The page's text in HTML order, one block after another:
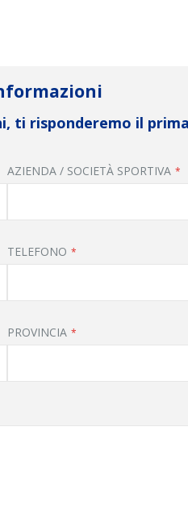
ti risponderemo il
AZIENDA / SOCIETÀ SPORTIVA
TELEFONO
PROVINCIA